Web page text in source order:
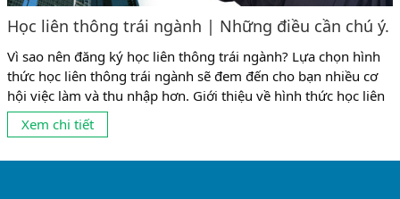
Học liên thông trái ngành | Những điều cần chú ý.
Vì sao nên đăng ký học liên thông trái ngành? Lựa chọn hình
thức học liên thông trái ngành sẽ đem đến cho bạn nhiều cơ
hội việc làm và thu nhập hơn. Giới thiệu về hình thức học liên
thông trái ngành Trước đây, thông thường mọi người có
những suy nghĩ theo lối mòn là học ngành gì ở cao đẳng,...
Xem chi tiết